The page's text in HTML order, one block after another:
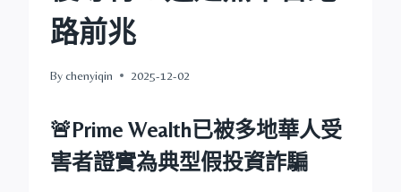
路前兆
Bychenyiqin 2025-12-02
🚨Prime Wealth已被多地華人受
害者證實為典型假投資詐騙